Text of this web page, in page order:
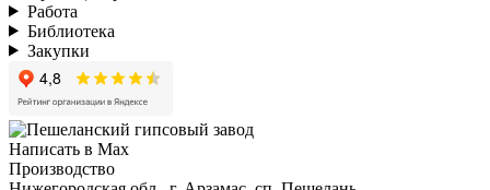
Работа
Библиотека
Закупки
Написать в Max
Производство